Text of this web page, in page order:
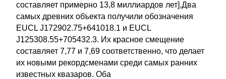
составляет примерно 13,8 миллиардов лет].Два
самых древних объекта получили обозначения
EUCL J172902.75+641018.1 и EUCL
J125308.55+705432.3. Их красное смещение
составляет 7,77 и 7,69 соответственно, что делает
их новыми рекордсменами среди самых ранних
известных квазаров. Оба